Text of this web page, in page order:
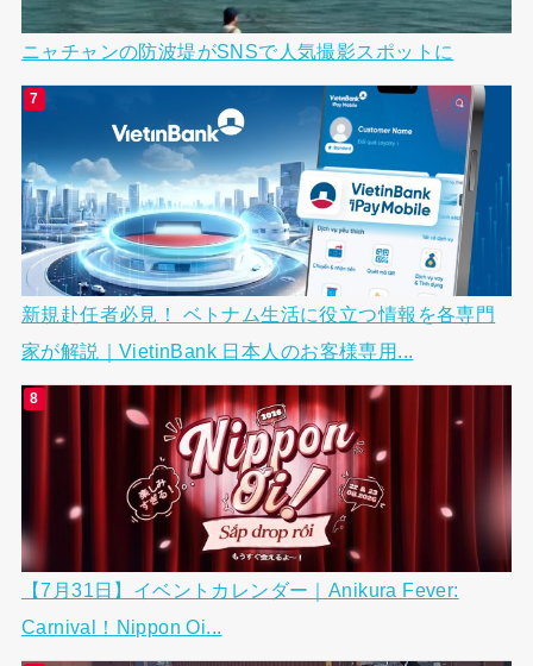
ニャチャンの防波堤がSNSで人気撮影スポットに
新規赴任者必見！ ベトナム生活に役立つ情報を各専門
家が解説｜VietinBank 日本人のお客様専用...
【7月31日】イベントカレンダー｜Anikura Fever:
Carnival！Nippon Oi...